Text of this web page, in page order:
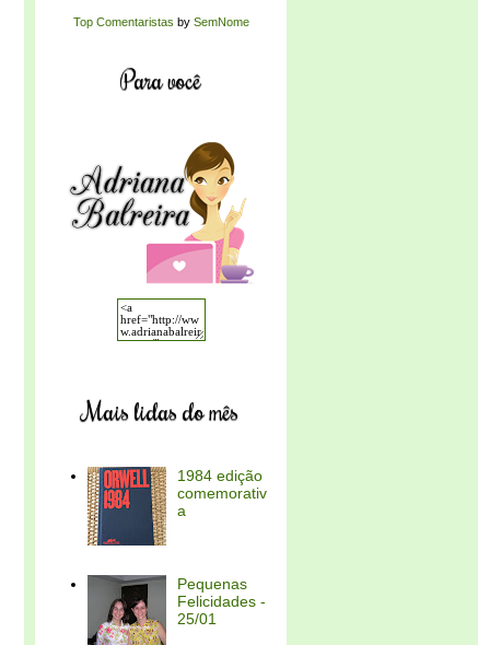
Top Comentaristas by SemNome
Para você
Mais lidas do mês
1984 edição
comemorativ
a
Pequenas
Felicidades -
25/01